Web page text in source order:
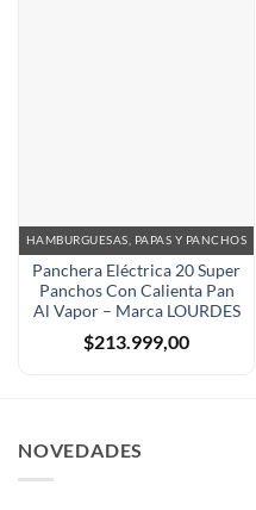
HAMBURGUESAS, PAPAS Y PANCHOS
Panchera Eléctrica 20 Super
Panchos Con Calienta Pan
Al Vapor – Marca LOURDES
$213.999,00
NOVEDADES